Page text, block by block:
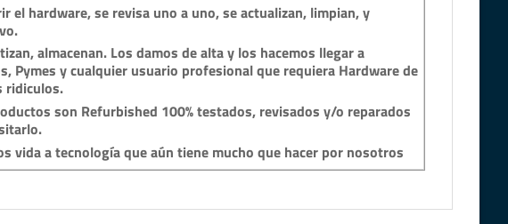
el hardware, se revisa uno a uno, se actualizan, limpian, y
almacenan. Los damos de alta y los hacemos llegar a
Pymes y cualquier usuario profesional que requiera Hardware de
ridiculos.
son Refurbished 100% testados, revisados y/o reparados
vida a tecnología que aún tiene mucho que hacer por nosotros